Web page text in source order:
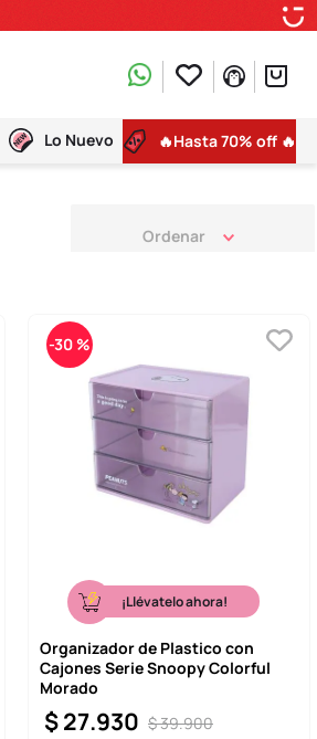
Lo Nuevo 🔥Hasta 70% off 🔥
-30 %
¡Llévatelo ahora!
Organizador de Plastico con
Cajones Serie Snoopy Colorful
Morado
$39.900
$27.930